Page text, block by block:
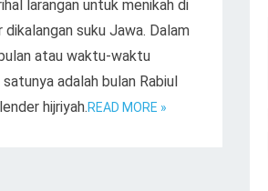
larangan untuk menikah di
suku Jawa. Dalam
atau waktu-waktu
adalah bulan Rabiul
hijriyah.READ MORE »